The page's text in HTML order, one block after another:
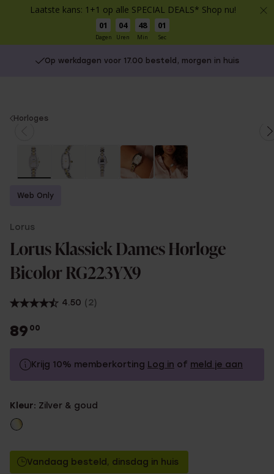
Laatste kans: 1+1 op alle SPECIAL DEALS* Shop nu!
01
Dagen
04
Uren
48
Min
01
Sec
Op werkdagen voor 17.00 besteld, morgen in huis
You
here:
Horloges
Web Only
Lorus
Lorus Klassiek Dames Horloge
Bicolor RG223YX9
4.50 (2)
89 00
Krijg 10% memberkorting Log in of meld je aan
Zonder memberkorting
Kleur: Zilver & goud
Vandaag besteld, dinsdag in huis